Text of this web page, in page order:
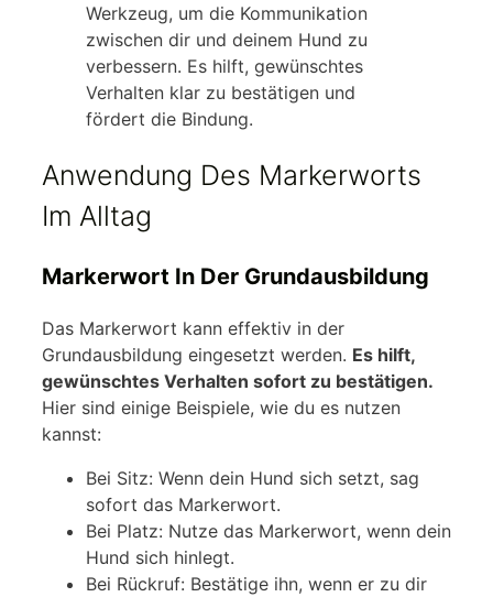
Werkzeug, um die Kommunikation
zwischen dir und deinem Hund zu
verbessern. Es hilft, gewünschtes
Verhalten klar zu bestätigen und
fördert die Bindung.
Anwendung Des Markerworts
Im Alltag
Markerwort In Der Grundausbildung
Das Markerwort kann effektiv in der
Grundausbildung eingesetzt werden. Es hilft,
gewünschtes Verhalten sofort zu bestätigen.
Hier sind einige Beispiele, wie du es nutzen
kannst:
Bei Sitz: Wenn dein Hund sich setzt, sag
sofort das Markerwort.
Bei Platz: Nutze das Markerwort, wenn dein
Hund sich hinlegt.
Bei Rückruf: Bestätige ihn, wenn er zu dir